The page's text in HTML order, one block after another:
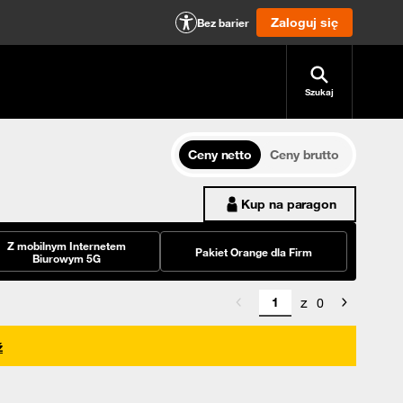
Bez barier Zaloguj się
Szukaj
Ceny netto
Ceny brutto
Kup na paragon
Z mobilnym Internetem
Biurowym 5G
Pakiet Orange dla Firm
z 0